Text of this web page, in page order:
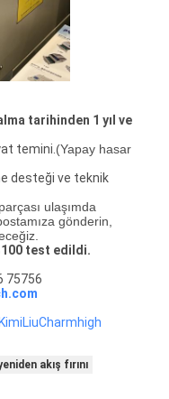
tarihinden 1 yıl ve
temini.(Yapay hasar
desteği ve teknik
ulaşımda
gönderin,
test edildi.
75756
akış fırını